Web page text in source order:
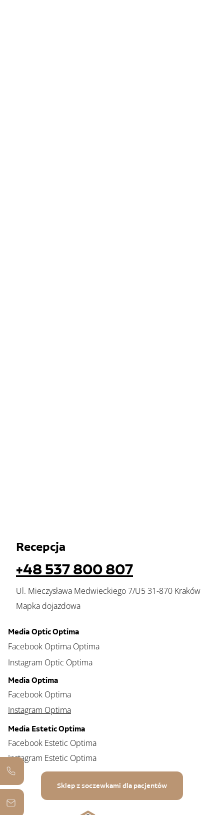
Recepcja
+48 537 800 807
Ul. Mieczysława Medwieckiego 7/U5 31-870 Kraków
Mapka dojazdowa
Media Optima
Facebook Optima
Instagram Optima
Media Optic Optima
Facebook Optima Optima
Instagram Optic Optima
Media Estetic Optima
Facebook Estetic Optima
Instagram Estetic Optima
Sklep z soczewkami dla pacjentów